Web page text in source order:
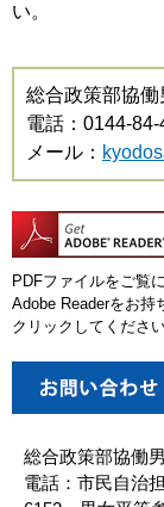
い。
総合政策部協
電話：0144-84-
メール：
PDFファイルをご覧
Adobe Readerをお持
クリックしてください
総合政策部協働
電話：市民自治